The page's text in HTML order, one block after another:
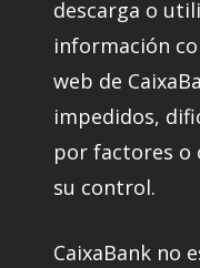
descarga o
información
web de
impedidos,
por factores o
su control.
CaixaBank no